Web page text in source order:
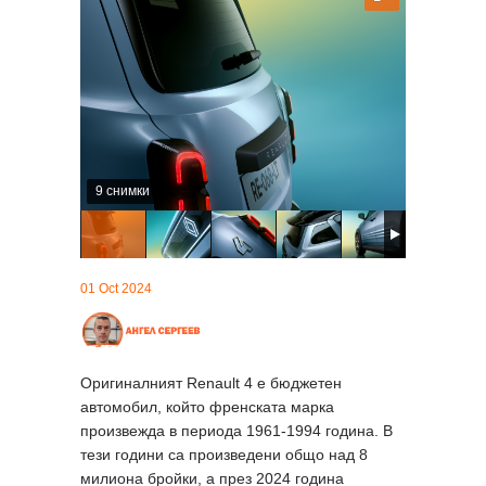
9 снимки
01 Oct 2024
Оригиналният Renault 4 е бюджетен
автомобил, който френската марка
произвежда в периода 1961-1994 година. В
тези години са произведени общо над 8
милиона бройки, а през 2024 година